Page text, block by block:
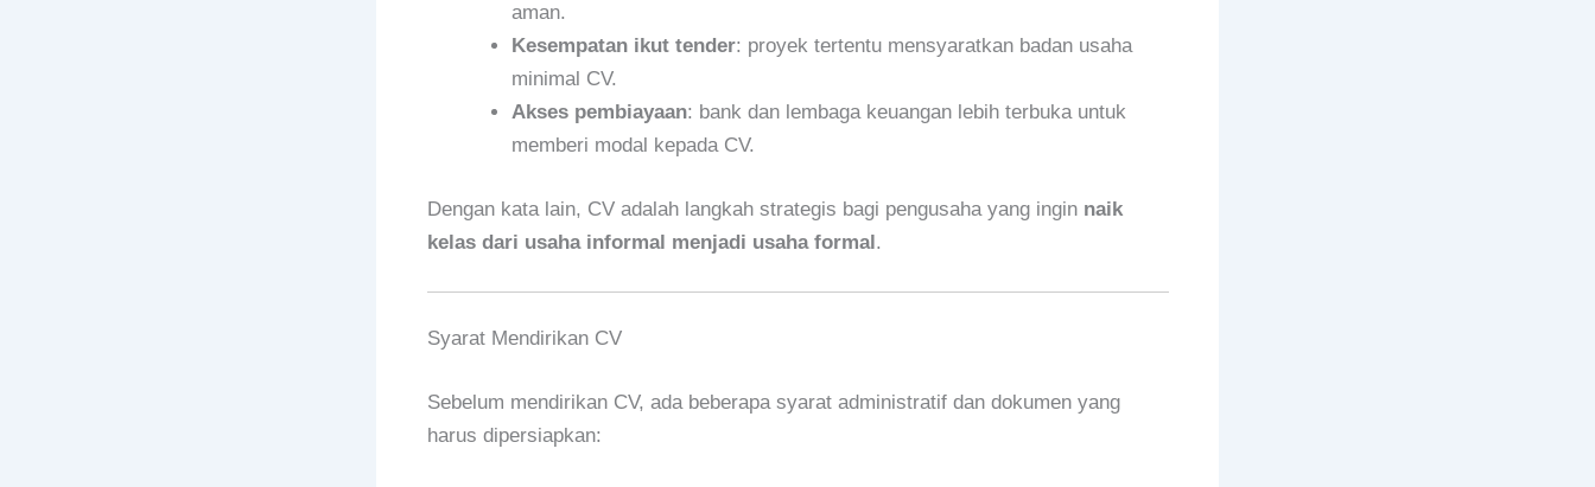
aman.
Kesempatan ikut tender: proyek tertentu mensyaratkan badan usaha
minimal CV.
Akses pembiayaan: bank dan lembaga keuangan lebih terbuka untuk
memberi modal kepada CV.
Dengan kata lain, CV adalah langkah strategis bagi pengusaha yang ingin naik
kelas dari usaha informal menjadi usaha formal.
Syarat Mendirikan CV
Sebelum mendirikan CV, ada beberapa syarat administratif dan dokumen yang
harus dipersiapkan: